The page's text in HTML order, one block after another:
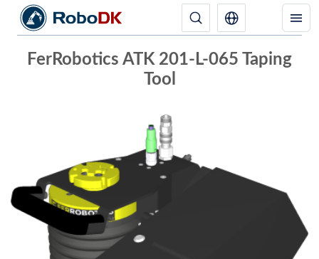
FerRobotics ATK 201-L-065 Taping
Tool